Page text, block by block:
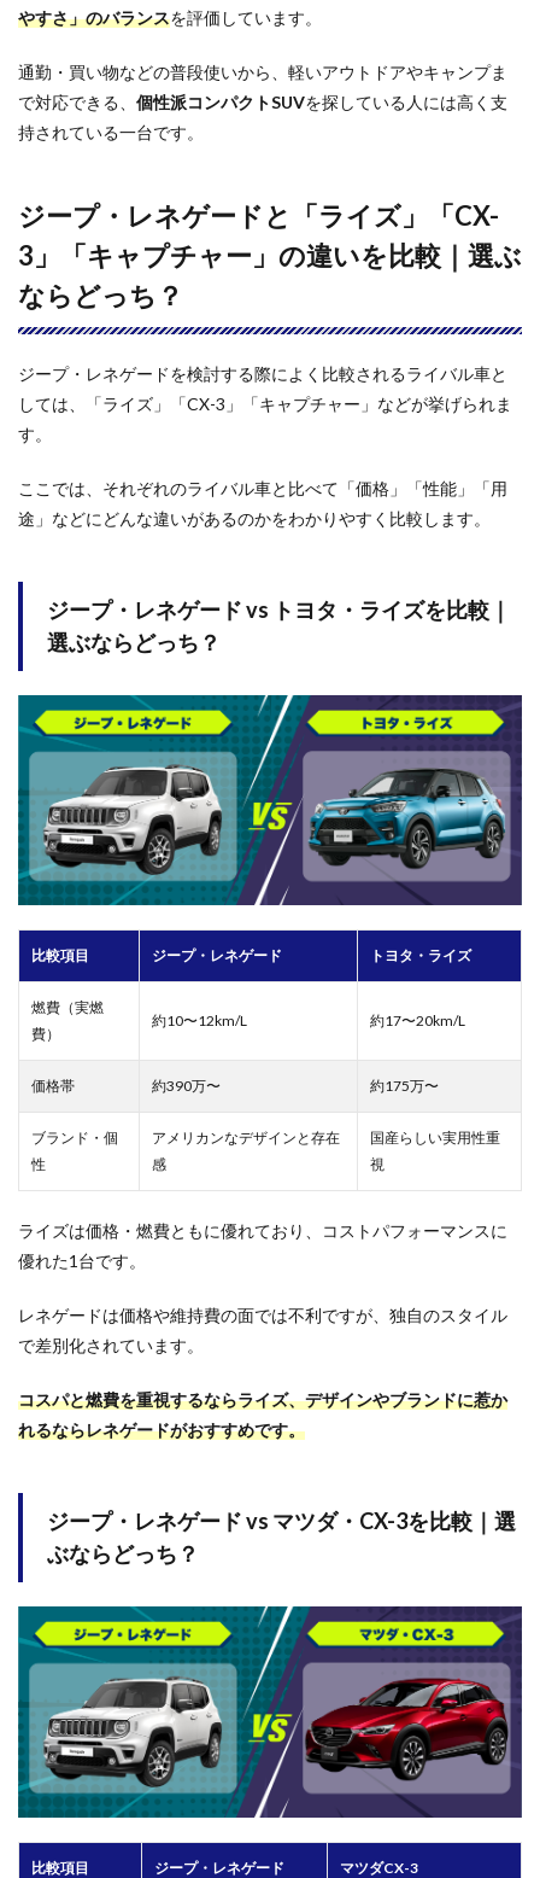
ドの
後席
室は
狭い
か？
プ・
レネ
ドは
故障
しや
です
か？
プ・
ゲー
に向
いて
いま
か？
6.5
プ・
レネ
ゲー
ドの
魅力
や特
何で
す
か？
やすさ」のバランスを評価しています。
通勤・買い物などの普段使いから、軽いアウトドアやキャンプま
で対応できる、 個性派コンパクトSUVを探している人には高く支
持されている一台です。
ジープ・レネゲードと「ライズ」「CX-
3」「キャプチャー」の違いを比較｜選ぶ
ならどっち？
ジープ・レネゲードを検討する際によく比較されるライバル車と
しては、「ライズ」「CX-3」「キャプチャー」などが挙げられま
す。
ここでは、それぞれのライバル車と比べて「価格」「性能」「用
途」などにどんな違いがあるのかをわかりやすく比較します。
ジープ・レネゲード vs トヨタ・ライズを比較｜
選ぶならどっち？
比較項目 ジープ・レネゲード トヨタ・ライズ
燃費（実燃
費）
約10〜12km/L 約17〜20km/L
価格帯 約390万〜 約175万〜
ブランド・個
性
アメリカンなデザインと存在
感
国産らしい実用性重
視
ライズは価格・燃費ともに優れており、コストパフォーマンスに
優れた1台です。
レネゲードは価格や維持費の面では不利ですが、独自のスタイル
で差別化されています。
コスパと燃費を重視するならライズ、デザインやブランドに惹か
れるならレネゲードがおすすめです。
ジープ・レネゲード vs マツダ・CX-3を比較｜選
ぶならどっち？
比較項目 ジープ・レネゲード マツダCX-3